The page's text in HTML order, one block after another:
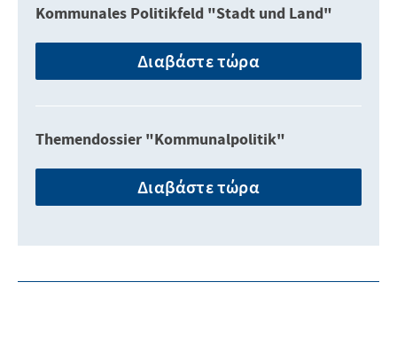
Kommunales Politikfeld "Stadt und Land"
Διαβάστε τώρα
Themendossier "Kommunalpolitik"
Διαβάστε τώρα